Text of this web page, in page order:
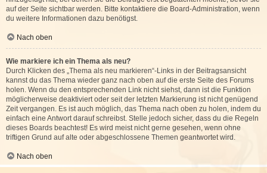
auf der Seite sichtbar werden. Bitte kontaktiere die Board-Administration, wenn
du weitere Informationen dazu benötigst.
Nach oben
Wie markiere ich ein Thema als neu?
Durch Klicken des „Thema als neu markieren“-Links in der Beitragsansicht
kannst du das Thema wieder ganz nach oben auf die erste Seite des Forums
holen. Wenn du den entsprechenden Link nicht siehst, dann ist die Funktion
möglicherweise deaktiviert oder seit der letzten Markierung ist nicht genügend
Zeit vergangen. Es ist auch möglich, das Thema nach oben zu holen, indem du
einfach eine Antwort darauf schreibst. Stelle jedoch sicher, dass du die Regeln
dieses Boards beachtest! Es wird meist nicht gerne gesehen, wenn ohne
triftigen Grund auf alte oder abgeschlossene Themen geantwortet wird.
Nach oben